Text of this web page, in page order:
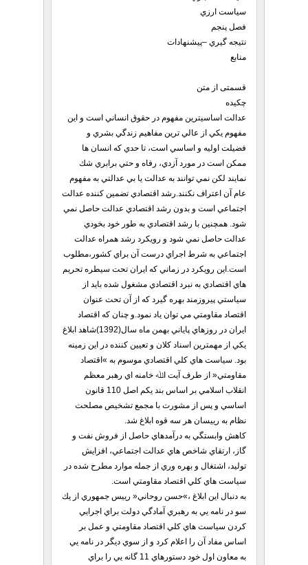
سياست ارزي
فصل پنجم
نتيجه گيري –پيشنهادات
منابع
قسمتی از متن
چكيده
عدالت اساسيترين مفهوم در حقوق انساني است و اين
مفهوم يكي از عالي ترين مفاهيم زندگي بشري و
فضيلت اوليه و اساسي است، تا حدي كه انسان ها
ممكن است در مورد آزدي، رفاه و حتي برابري شك
نمايند لكن نمي توانند به عدالت يا بي عدالتي به مفهوم
عام آن اعتراف نكنند.رشد اقتصادي تضمين كننده عدالت
اجتماعي است و بدون رشد اقتصادي عدالت حاصل نمي
شود. همچنين با رشد اقتصادي به طور خود بخودي
عدالت حاصل نمي شود و رويكرد رشد همراه عدالت
اجتماعي به شرط اجراي درست آن براي كشور،مطلوب
است.اين رويكرد در زماني كه ايران تحت سيطره تحريم
هاي اقتصادي به نبرد اقتصادي مشغول شده بايد از
سياستي پيروزمند بهره گيرد كه از آن تحت عنوان
اقتصاد مقاومتي مي توان ياد نمود.و چنان كه اقتصاد
ايران در روزهاي پاياني بهمن ماه سال(1392)شاهد ابلاغ
يكي از مهمترين اسناد كلان و تعيين كننده در اين زمينه
بود. سياست هاي كلي اقتصادي موسوم به »اقتصاد
مقاومتي« از طرف آيت اﷲ خامنه اي رهبر معظم
انقلاب اسلامي بر اساس بند يكم اصل 110 قانون
اساسي و پس از مشورت با مجمع تشخيص مصلحت
نظام به رييسان هر سه قوه ابلاغ شد.
كاهش وابستگي به درآمدهاي حاصل از فروش نفت و
گاز، ارتقاي شاخص هاي عدالت اجتماعي، افزايش
توليد، اشتغال و بهره وري از جمله موارد مطرح شده در
سياست هاي كلي اقتصاد مقاومتي است.
به دنبال اين ابلاغ ،»حسن روحاني« رييس جمهوري از يك
سو در نامه يي به رهبري آمادگي دولت براي اجرايي
كردن سياست هاي كلي اقتصاد مقاومتي و عمل بر
اساس مفاد آن را اعلام كرد و از سوي ديگر در نامه يي
به معاون اول خود دستورهاي 11 گانه يي را براي